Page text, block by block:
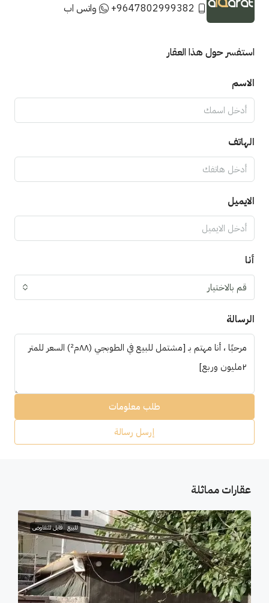
+9647802999382 واتس اب
استفسر حول هذا العقار
الاسم
الهاتف
الايميل
أنا
قم بالاختيار
الرسالة
طلب معلومات
إرسل رسالة
عقارات مماثلة
للبيع قابل للتفاوض